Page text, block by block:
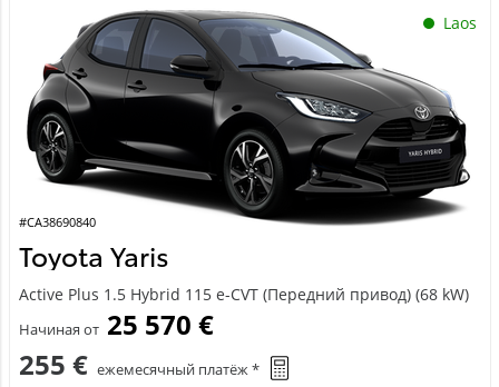
Laos
#CA38690840
Toyota Yaris
Active Plus 1.5 Hybrid 115 e-CVT (Передний привод) (68 kW)
Начиная от 25 570 €
255 € ежемесячный платёж *